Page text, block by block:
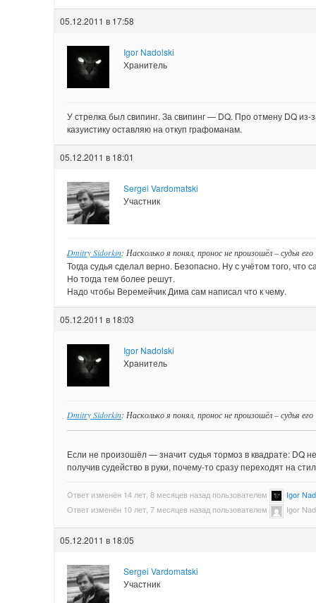
05.12.2011 в 17:58
Igor Nadolski
Хранитель
У стрелка был свипинг. За свипинг — DQ. Про отмену DQ
казуистику оставляю на откуп графоманам.
05.12.2011 в 18:01
Sergei Vardomatski
Участник
Dmitry Sidorkin: Насколько я понял, пронос не произошёл – судья
Тогда судья сделал верно. Безопасно. Ну с учётом того,
Но тогда тем более решут.
Надо чтобы Веремейчик Дима сам написал что к чему.
05.12.2011 в 18:03
Igor Nadolski
Хранитель
Dmitry Sidorkin: Насколько я понял, пронос не произошёл – судья
Если не произошёл — значит судья тормоз в квадрате: DQ
получив судейство в руки, почему-то сразу переходят на
Ответ изменён 14 лет, 8 месяцев назад пользователем
Igor
Ответ изменён 10 лет, 7 месяцев назад пользователем
Igor
05.12.2011 в 18:05
Sergei Vardomatski
Участник